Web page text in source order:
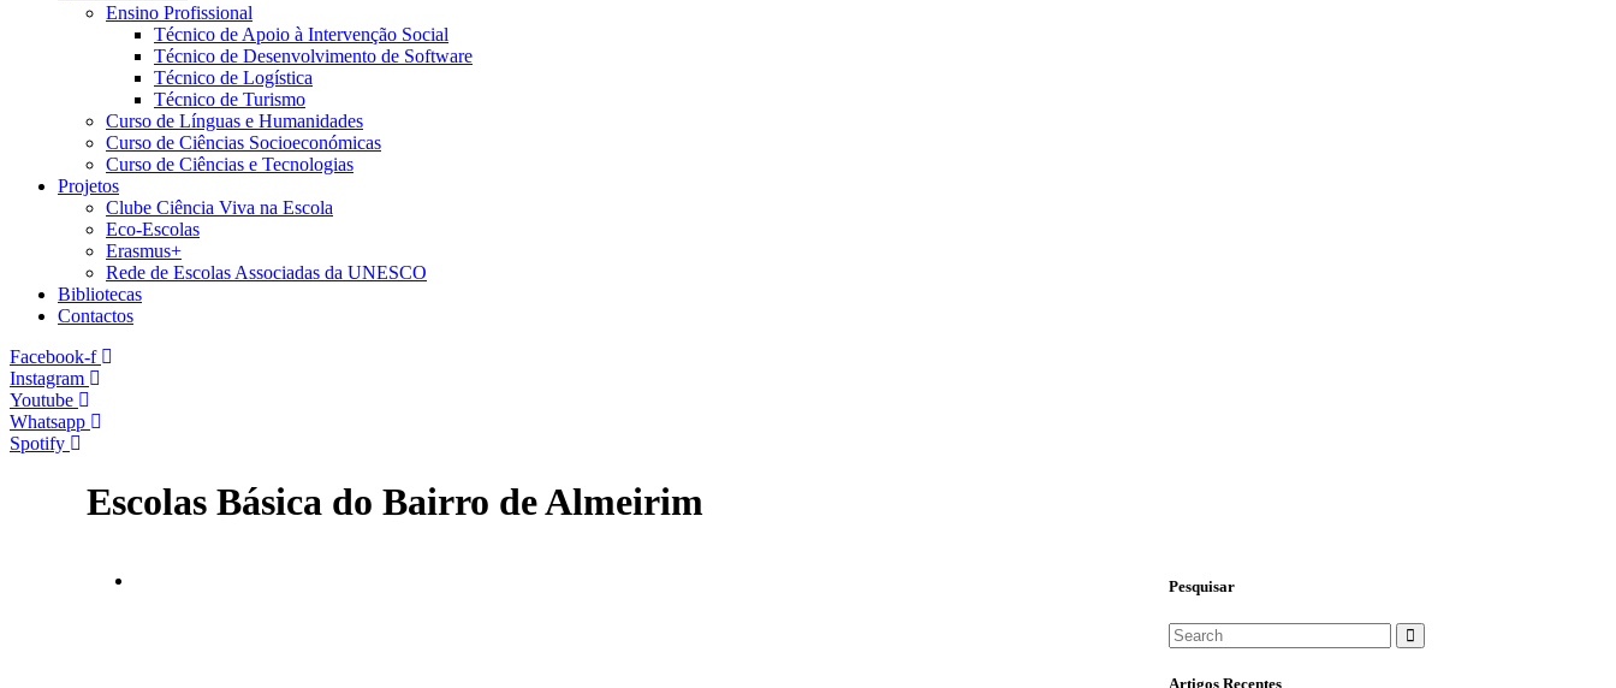
Ensino Profissional
Técnico de Apoio à Intervenção Social
Técnico de Desenvolvimento de Software
Técnico de Logística
Técnico de Turismo
Curso de Línguas e Humanidades
Curso de Ciências Socioeconómicas
Curso de Ciências e Tecnologias
Projetos
Clube Ciência Viva na Escola
Eco-Escolas
Erasmus+
Rede de Escolas Associadas da UNESCO
Bibliotecas
Contactos
Facebook-f
Instagram
Youtube
Whatsapp
Spotify
Escolas Básica do Bairro de Almeirim
Pesquisar
Artigos Recentes